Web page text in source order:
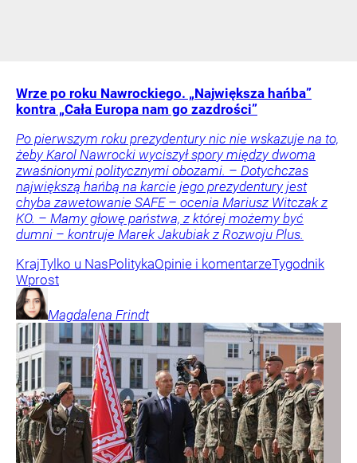
Wrze po roku Nawrockiego. „Największa hańba”
kontra „Cała Europa nam go zazdrości”
Po pierwszym roku prezydentury nic nie wskazuje na to,
żeby Karol Nawrocki wyciszył spory między dwoma
zwaśnionymi politycznymi obozami. – Dotychczas
największą hańbą na karcie jego prezydentury jest
chyba zawetowanie SAFE – ocenia Mariusz Witczak z
KO. – Mamy głowę państwa, z której możemy być
dumni – kontruje Marek Jakubiak z Rozwoju Plus.
KrajTylko u NasPolitykaOpinie i komentarzeTygodnik
Wprost
Magdalena Frindt